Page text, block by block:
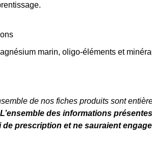
marin, oligo-éléments et
de nos fiches produits sont
L’ensemble des informations
prescription et ne sauraient